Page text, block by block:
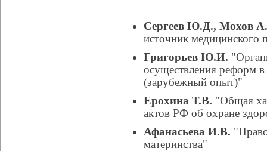
Сергеев Ю.Д., Мохов
источник медицинского
Григорьев Ю.И.
осуществления реформ
(зарубежный опыт)"
Ерохина Т.В. "Общая
актов РФ об охране
Афанасьева И.В.
материнства"